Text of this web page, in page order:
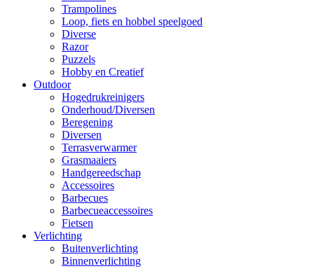
Trampolines
Loop, fiets en hobbel speelgoed
Diverse
Razor
Puzzels
Hobby en Creatief
Outdoor
Hogedrukreinigers
Onderhoud/Diversen
Beregening
Diversen
Terrasverwarmer
Grasmaaiers
Handgereedschap
Accessoires
Barbecues
Barbecueaccessoires
Fietsen
Verlichting
Buitenverlichting
Binnenverlichting